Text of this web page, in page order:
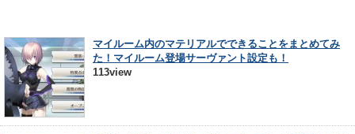
マイルーム内のマテリアルでできることをまとめてみ
た！マイルーム登場サーヴァント設定も！
113view